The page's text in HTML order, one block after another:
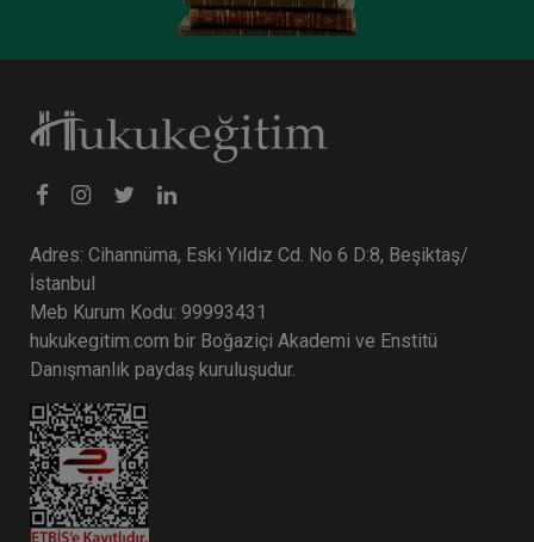
Adres: Cihannüma, Eski Yıldız Cd. No 6 D:8, Beşiktaş/
İstanbul
Meb Kurum Kodu: 99993431
hukukegitim.com bir Boğaziçi Akademi ve Enstitü
Danışmanlık paydaş kuruluşudur.